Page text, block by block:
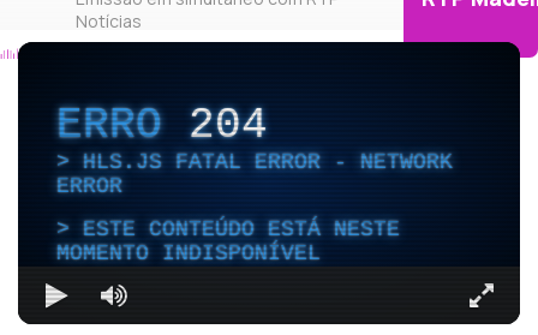
Notícias
ERRO204
HLS.JS FATAL ERROR - NETWORK
ERROR
ESTE CONTEÚDO ESTÁ NESTE
MOMENTO INDISPONÍVEL